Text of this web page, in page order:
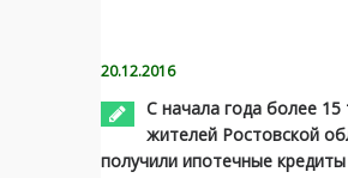
20.12.2016
С начала года более 15
жителей Ростовской
получили ипотечные кредиты